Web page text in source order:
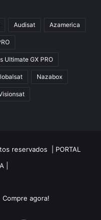
Audisat Azamerica
Ultimate GX PRO
Nazabox
reservados | PORTAL
Compre agora!